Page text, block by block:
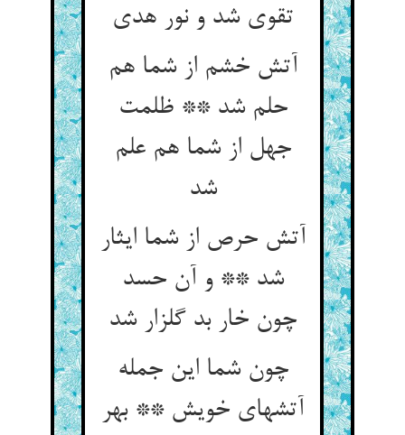
تقوی شد و نور هدی‏
آتش خشم از شما هم
حلم شد ** ظلمت
جهل از شما هم علم
شد
آتش حرص از شما ایثار
شد ** و آن حسد
چون خار بد گلزار شد
چون شما این جمله
آتشهای خویش ** بهر